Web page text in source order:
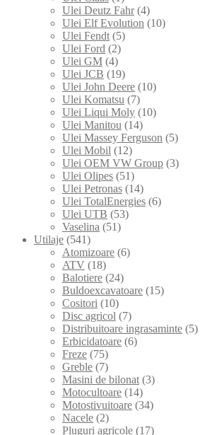
Ulei Deutz Fahr (4)
Ulei Elf Evolution (10)
Ulei Fendt (5)
Ulei Ford (2)
Ulei GM (4)
Ulei JCB (19)
Ulei John Deere (10)
Ulei Komatsu (7)
Ulei Liqui Moly (10)
Ulei Manitou (14)
Ulei Massey Ferguson (5)
Ulei Mobil (12)
Ulei OEM VW Group (3)
Ulei Olipes (51)
Ulei Petronas (14)
Ulei TotalEnergies (6)
Ulei UTB (53)
Vaselina (51)
Utilaje (541)
Atomizoare (6)
ATV (18)
Balotiere (24)
Buldoexcavatoare (15)
Cositori (10)
Disc agricol (7)
Distribuitoare ingrasaminte (5)
Erbicidatoare (6)
Freze (75)
Greble (7)
Masini de bilonat (3)
Motocultoare (14)
Motostivuitoare (34)
Nacele (2)
Pluguri agricole (17)